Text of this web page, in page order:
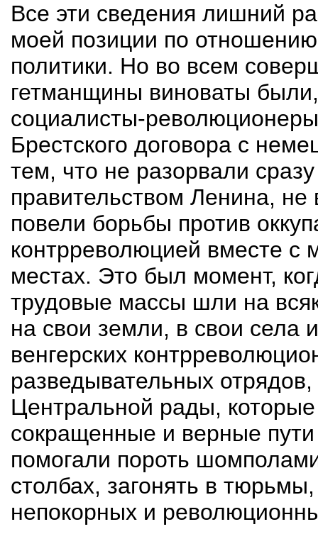
Все эти сведения лишний
моей позиции по
политики. Но во всем
гетманщины виноваты
социалисты-
Брестского договора с
тем, что не разорвали
правительством Ленина,
повели борьбы против
контрреволюцией вместе с
местах. Это был момент,
трудовые массы шли на
на свои земли, в свои села
венгерских
разведывательных
Центральной рады,
сокращенные и верные
помогали пороть
столбах, загонять в
непокорных и